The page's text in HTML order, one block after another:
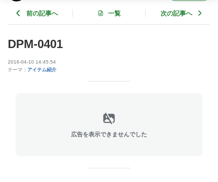
前の記事へ 一覧 次の記事へ
DPM-0401
2016-04-10 14:45:54
テーマ： アイテム紹介
広告を表示できませんでした